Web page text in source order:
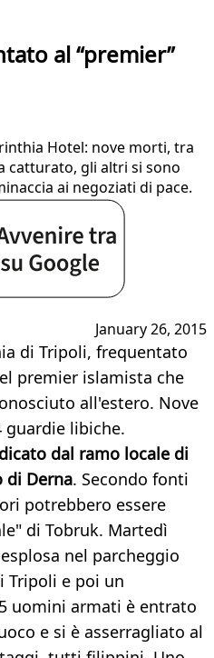
al “premier”
Hotel: nove morti, tra
catturato, gli altri si sono
ai negoziati di pace.
January 26, 2015
di Tripoli, frequentato
premier islamista che
all'estero. Nove
libiche.
dal ramo locale di
di Derna. Secondo fonti
potrebbero essere
di Tobruk. Martedì
nel parcheggio
Tripoli e poi un
uomini armati è entrato
e si è asserragliato al